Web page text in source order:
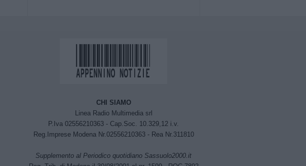
CHI SIAMO
Linea Radio Multimedia srl
P.Iva 02556210363 - Cap.Soc. 10.329,12 i.v.
Reg.Imprese Modena Nr.02556210363 - Rea Nr.311810
Supplemento al Periodico quotidiano Sassuolo2000.it